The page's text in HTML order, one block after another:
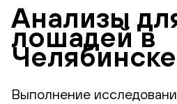
Анализы
лошадей в
Челябинске
Выполнение